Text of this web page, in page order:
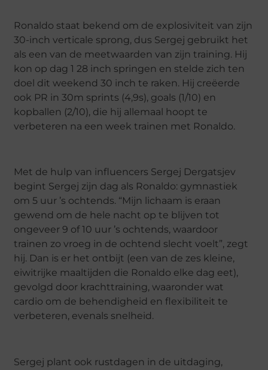
Ronaldo staat bekend om de explosiviteit van zijn
30-inch verticale sprong, dus Sergej gebruikt het
als een van de meetwaarden van zijn training. Hij
kon op dag 1 28 inch springen en stelde zich ten
doel dit weekend 30 inch te raken. Hij creëerde
ook PR in 30m sprints (4,9s), goals (1/10) en
kopballen (2/10), die hij allemaal hoopt te
verbeteren na een week trainen met Ronaldo.
Met de hulp van influencers Sergej Dergatsjev
begint Sergej zijn dag als Ronaldo: gymnastiek
om 5 uur ’s ochtends. “Mijn lichaam is eraan
gewend om de hele nacht op te blijven tot
ongeveer 9 of 10 uur ’s ochtends, waardoor
trainen zo vroeg in de ochtend slecht voelt”, zegt
hij. Dan is er het ontbijt (een van de zes kleine,
eiwitrijke maaltijden die Ronaldo elke dag eet),
gevolgd door krachttraining, waaronder wat
cardio om de behendigheid en flexibiliteit te
verbeteren, evenals snelheid.
Sergej plant ook rustdagen in de uitdaging,